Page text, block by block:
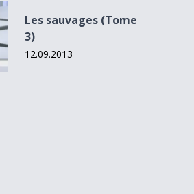
Les sauvages (Tome
3)
12.09.2013